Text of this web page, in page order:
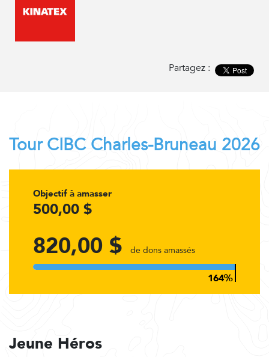
Partagez :
Tour CIBC Charles-Bruneau 2026
Objectif à amasser
500,00 $
820,00 $ de dons amassés
Jeune Héros